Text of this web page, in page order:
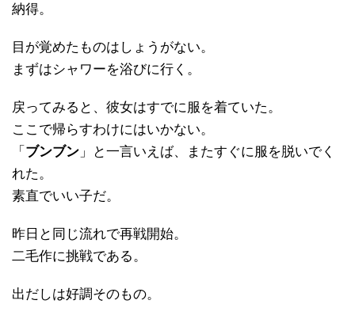
納得。
目が覚めたものはしょうがない。
まずはシャワーを浴びに行く。
戻ってみると、彼女はすでに服を着ていた。
ここで帰らすわけにはいかない。
「 ブンブン 」と一言いえば、またすぐに服を脱いでく
れた。
素直でいい子だ。
昨日と同じ流れで再戦開始。
二毛作に挑戦である。
出だしは好調そのもの。